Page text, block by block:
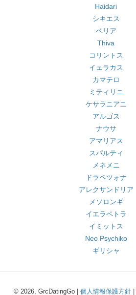
Haidari
シキエス
ベリア
Thiva
コリントス
イェラカス
カマテロ
ミティリニ
ケサラニアニ
アルゴス
ナウサ
アマリアス
スパルティ
メネメニ
ドラペツォナ
アレクサンドリア
メソロンギ
イエラペトラ
イミットス
Neo Psychiko
ギリシャ
© 2026, GrcDatingGo | 個人情報保護方針